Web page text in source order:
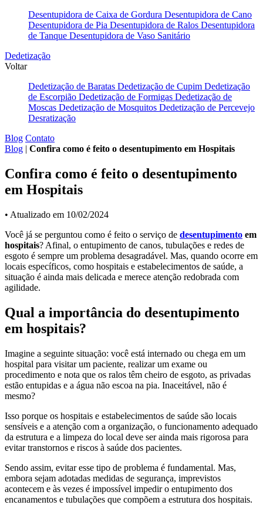
Desentupidora de Caixa de Gordura Desentupidora de Cano
Desentupidora de Pia Desentupidora de Ralos Desentupidora
de Tanque Desentupidora de Vaso Sanitário
Dedetização
Voltar
Dedetização de Baratas Dedetização de Cupim Dedetização
de Escorpião Dedetização de Formigas Dedetização de
Moscas Dedetização de Mosquitos Dedetização de Percevejo
Desratização
Blog Contato
Blog | Confira como é feito o desentupimento em Hospitais
Confira como é feito o desentupimento
em Hospitais
• Atualizado em 10/02/2024
Você já se perguntou como é feito o serviço de desentupimento em
hospitais? Afinal, o entupimento de canos, tubulações e redes de
esgoto é sempre um problema desagradável. Mas, quando ocorre em
locais específicos, como hospitais e estabelecimentos de saúde, a
situação é ainda mais delicada e merece atenção redobrada com
agilidade.
Qual a importância do desentupimento
em hospitais?
Imagine a seguinte situação: você está internado ou chega em um
hospital para visitar um paciente, realizar um exame ou
procedimento e nota que os ralos têm cheiro de esgoto, as privadas
estão entupidas e a água não escoa na pia. Inaceitável, não é
mesmo?
Isso porque os hospitais e estabelecimentos de saúde são locais
sensíveis e a atenção com a organização, o funcionamento adequado
da estrutura e a limpeza do local deve ser ainda mais rigorosa para
evitar transtornos e riscos à saúde dos pacientes.
Sendo assim, evitar esse tipo de problema é fundamental. Mas,
embora sejam adotadas medidas de segurança, imprevistos
acontecem e às vezes é impossível impedir o entupimento dos
encanamentos e tubulações que compõem a estrutura dos hospitais.